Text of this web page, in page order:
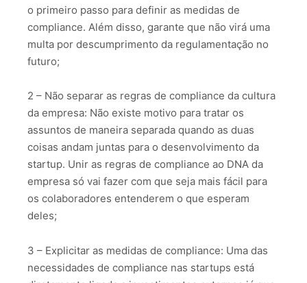
o primeiro passo para definir as medidas de
compliance. Além disso, garante que não virá uma
multa por descumprimento da regulamentação no
futuro;
2 – Não separar as regras de compliance da cultura
da empresa: Não existe motivo para tratar os
assuntos de maneira separada quando as duas
coisas andam juntas para o desenvolvimento da
startup. Unir as regras de compliance ao DNA da
empresa só vai fazer com que seja mais fácil para
os colaboradores entenderem o que esperam
deles;
3 – Explicitar as medidas de compliance: Uma das
necessidades de compliance nas startups está